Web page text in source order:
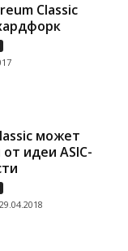
Classic
может
идеи ASIC-
29.04.2018